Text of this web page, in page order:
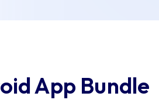
App Bundle